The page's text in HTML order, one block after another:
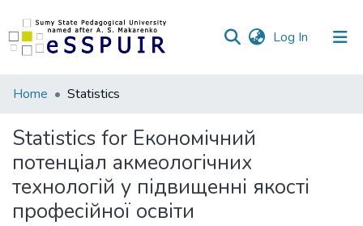
Log In (current)
Communities
Collections
All of DSpace
Home Statistics
Statistics for Економічний
потенціал акмеологічних
технологій у підвищенні якості
професійної освіти